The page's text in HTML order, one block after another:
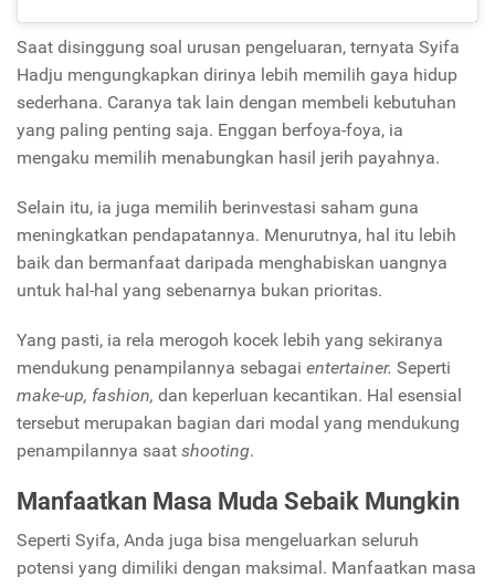
Saat disinggung soal urusan pengeluaran, ternyata Syifa
Hadju mengungkapkan dirinya lebih memilih gaya hidup
sederhana. Caranya tak lain dengan membeli kebutuhan
yang paling penting saja. Enggan berfoya-foya, ia
mengaku memilih menabungkan hasil jerih payahnya.
Selain itu, ia juga memilih berinvestasi saham guna
meningkatkan pendapatannya. Menurutnya, hal itu lebih
baik dan bermanfaat daripada menghabiskan uangnya
untuk hal-hal yang sebenarnya bukan prioritas.
Yang pasti, ia rela merogoh kocek lebih yang sekiranya
mendukung penampilannya sebagai entertainer. Seperti
make-up, fashion, dan keperluan kecantikan. Hal esensial
tersebut merupakan bagian dari modal yang mendukung
penampilannya saat shooting.
Manfaatkan Masa Muda Sebaik Mungkin
Seperti Syifa, Anda juga bisa mengeluarkan seluruh
potensi yang dimiliki dengan maksimal. Manfaatkan masa